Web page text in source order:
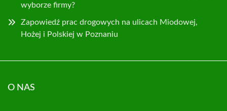
wyborze firmy?
Zapowiedź prac drogowych na ulicach Miodowej,
Hożej i Polskiej w Poznaniu
O NAS